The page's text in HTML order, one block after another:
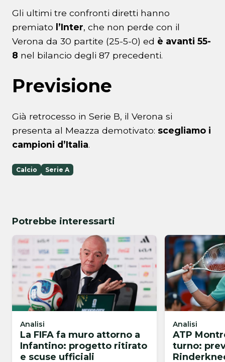
Gli ultimi tre confronti diretti hanno
premiato l’Inter, che non perde con il
Verona da 30 partite (25-5-0) ed è avanti 55-
8 nel bilancio degli 87 precedenti.
Previsione
Già retrocesso in Serie B, il Verona si
presenta al Meazza demotivato: scegliamo i
campioni d’Italia.
Calcio Serie A
Potrebbe interessarti
Analisi
La FIFA fa muro attorno a
Infantino: progetto ritirato
e scuse ufficiali
Analisi
ATP
turno: